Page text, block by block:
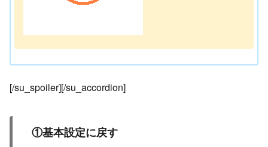
[/su_spoiler][/su_accordion]
①基本設定に戻す